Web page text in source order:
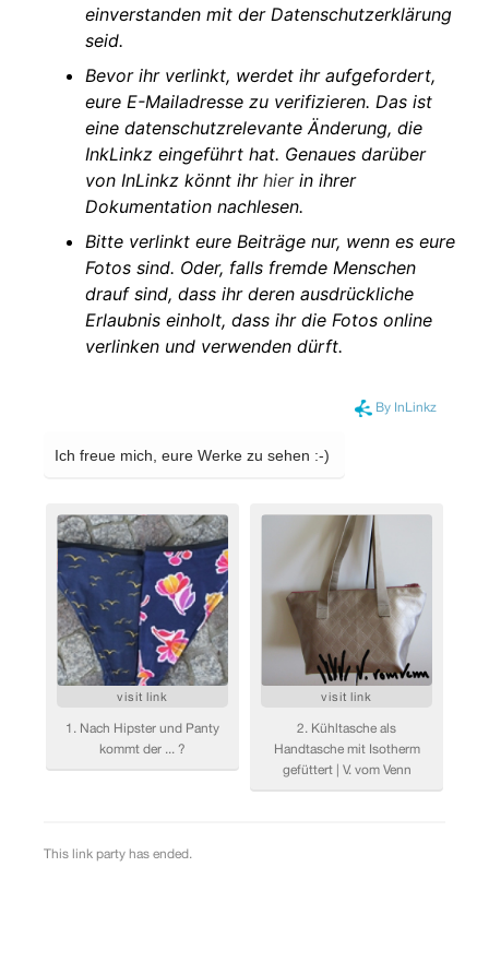
einverstanden mit der Datenschutzerklärung
seid.
Bevor ihr verlinkt, werdet ihr aufgefordert,
eure E-Mailadresse zu verifizieren. Das ist
eine datenschutzrelevante Änderung, die
InkLinkz eingeführt hat. Genaues darüber
von InLinkz könnt ihr hierin ihrer
Dokumentation nachlesen.
Bitte verlinkt eure Beiträge nur, wenn es eure
Fotos sind. Oder, falls fremde Menschen
drauf sind, dass ihr deren ausdrückliche
Erlaubnis einholt, dass ihr die Fotos online
verlinken und verwenden dürft.